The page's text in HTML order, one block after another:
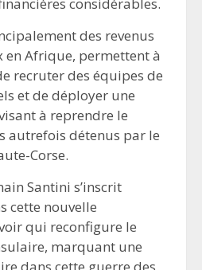
des revenus
en Afrique, permettent à
recruter des équipes de
et de déployer une
à reprendre le
autrefois détenus par le
Corse.
Santini s’inscrit
cette nouvelle
qui reconfigure le
marquant une